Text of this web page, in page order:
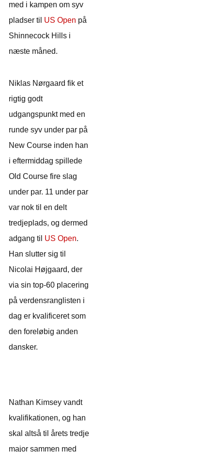
med i kampen om syv
pladser til US Open på
Shinnecock Hills i
næste måned.
Niklas Nørgaard fik et
rigtig godt
udgangspunkt med en
runde syv under par på
New Course inden han
i eftermiddag spillede
Old Course fire slag
under par. 11 under par
var nok til en delt
tredjeplads, og dermed
adgang til US Open.
Han slutter sig til
Nicolai Højgaard, der
via sin top-60 placering
på verdensranglisten i
dag er kvalificeret som
den foreløbig anden
dansker.
Nathan Kimsey vandt
kvalifikationen, og han
skal altså til årets tredje
major sammen med